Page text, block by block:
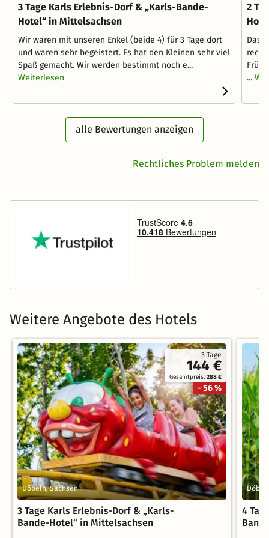
3 Tage Karls Erlebnis-Dorf & „Karls-Bande-
Hotel“ in Mittelsachsen
Wir waren mit unseren Enkel (beide 4) für 3 Tage dort
und waren sehr begeistert. Es hat den Kleinen sehr viel
Spaß gemacht. Wir werden bestimmt noch e...
Weiterlesen
2
Das
recht
...
alle Bewertungen anzeigen
Rechtliches Problem melden
Weitere Angebote des Hotels
3 Tage
144 €
Gesamtpreis:288 €
- 56 %
Döbeln, Sachsen
3 Tage Karls Erlebnis-Dorf & „Karls-
Bande-Hotel“ in Mittelsachsen
4